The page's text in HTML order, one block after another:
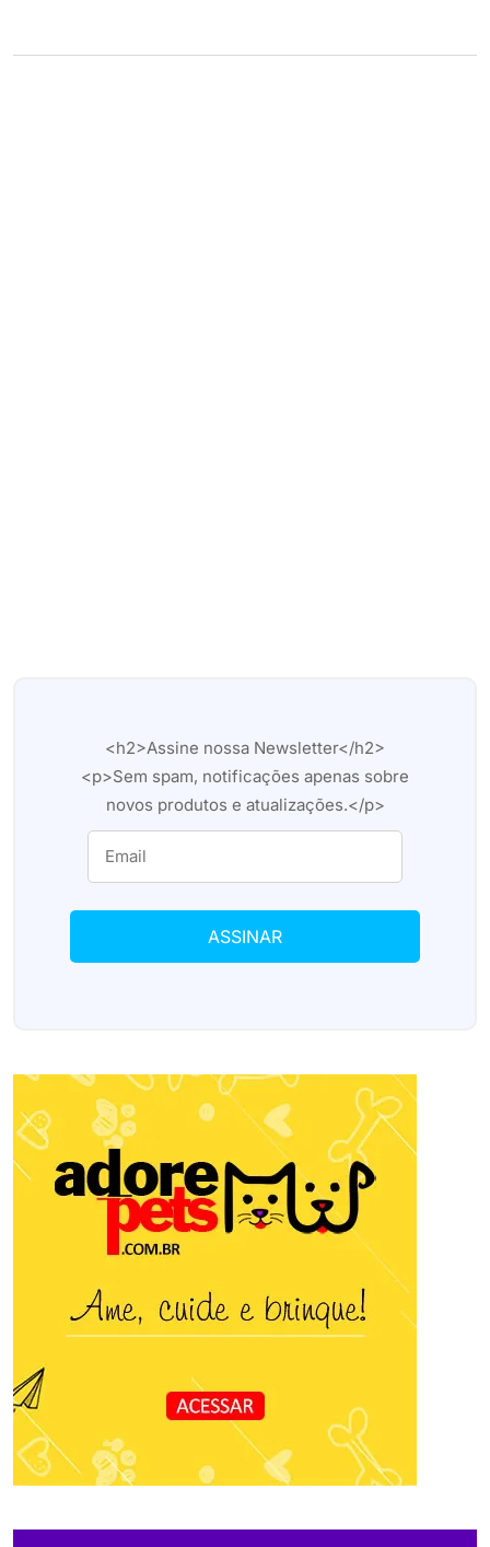
<h2>Assine nossa Newsletter</h2>
<p>Sem spam, notificações apenas sobre
novos produtos e atualizações.</p>
ASSINAR